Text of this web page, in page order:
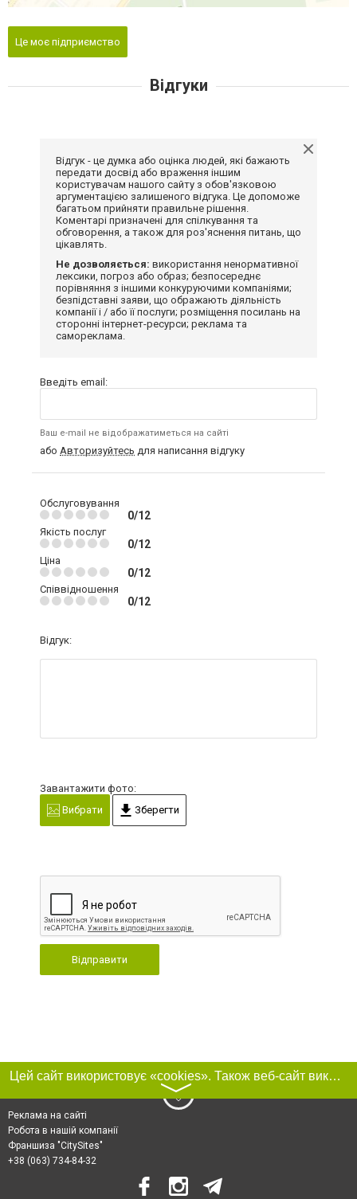
Це моє підприємство
Відгуки
Відгук - це думка або оцінка людей, які бажають
передати досвід або враження іншим
користувачам нашого сайту з обов'язковою
аргументацією залишеного відгука. Це допоможе
багатьом прийняти правильне рішення.
Коментарі призначені для спілкування та
обговорення, а також для роз'яснення питань, що
цікавлять.
Не дозволяється: використання ненормативної
лексики, погроз або образ; безпосереднє
порівняння з іншими конкуруючими компаніями;
безпідставні заяви, що ображають діяльність
компанії і / або її послуги; розміщення посилань на
сторонні інтернет-ресурси; реклама та
самореклама.
Введіть email:
Ваш e-mail не відображатиметься на сайті
або Авторизуйтесь для написання відгуку
Обслуговування
0/12
Якість послуг
0/12
Ціна
0/12
Співвідношення
0/12
Відгук:
Завантажити фото:
Вибрати
Зберегти
Відправити
Цей сайт використовує «cookies». Також веб-сайт використовує інтернет-сервіс для збору технічних даних стосовно відвідувачів з метою отримання маркетингової та статистичної інформації. Умови обробки даних відвідувачів сайту див.
〉
Реклама на сайті
Робота в нашій компанії
Франшиза "CitySites"
+38 (063) 734-84-32